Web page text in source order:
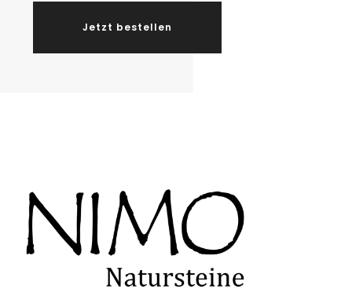
Jetzt bestellen